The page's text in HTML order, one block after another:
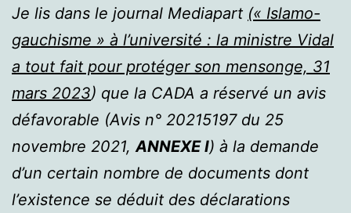
Je lis dans le journal Mediapart (« Islamo-
gauchisme » à l’université : la ministre Vidal
a tout fait pour protéger son mensonge, 31
mars 2023) que la CADA a réservé un avis
défavorable (Avis n° 20215197 du 25
novembre 2021, ANNEXE I) à la demande
d’un certain nombre de documents dont
l’existence se déduit des déclarations